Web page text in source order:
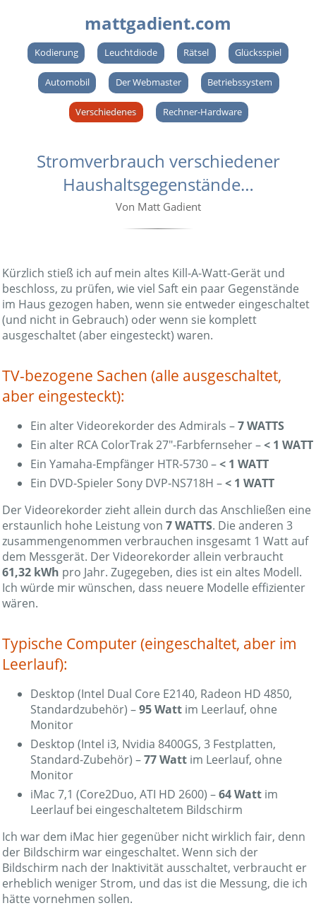
mattgadient.com
Kodierung Leuchtdiode Rätsel Glücksspiel
Automobil Der Webmaster Betriebssystem
Verschiedenes Rechner-Hardware
Stromverbrauch verschiedener
Haushaltsgegenstände…
Von Matt Gadient
Kürzlich stieß ich auf mein altes Kill-A-Watt-Gerät und
beschloss, zu prüfen, wie viel Saft ein paar Gegenstände
im Haus gezogen haben, wenn sie entweder eingeschaltet
(und nicht in Gebrauch) oder wenn sie komplett
ausgeschaltet (aber eingesteckt) waren.
TV-bezogene Sachen (alle ausgeschaltet,
aber eingesteckt):
Ein alter Videorekorder des Admirals –7 WATTS
Ein alter RCA ColorTrak 27″-Farbfernseher –< 1 WATT
Ein Yamaha-Empfänger HTR-5730 –< 1 WATT
Ein DVD-Spieler Sony DVP-NS718H –< 1 WATT
Der Videorekorder zieht allein durch das Anschließen eine
erstaunlich hohe Leistung von 7 WATTS. Die anderen 3
zusammengenommen verbrauchen insgesamt 1 Watt auf
dem Messgerät. Der Videorekorder allein verbraucht
61,32 kWh pro Jahr. Zugegeben, dies ist ein altes Modell.
Ich würde mir wünschen, dass neuere Modelle effizienter
wären.
Typische Computer (eingeschaltet, aber im
Leerlauf):
Desktop (Intel Dual Core E2140, Radeon HD 4850,
Standardzubehör) –95 Watt im Leerlauf, ohne
Monitor
Desktop (Intel i3, Nvidia 8400GS, 3 Festplatten,
Standard-Zubehör) –77 Watt im Leerlauf, ohne
Monitor
iMac 7,1 (Core2Duo, ATI HD 2600) –64 Watt im
Leerlauf bei eingeschaltetem Bildschirm
Ich war dem iMac hier gegenüber nicht wirklich fair, denn
der Bildschirm war eingeschaltet. Wenn sich der
Bildschirm nach der Inaktivität ausschaltet, verbraucht er
erheblich weniger Strom, und das ist die Messung, die ich
hätte vornehmen sollen.